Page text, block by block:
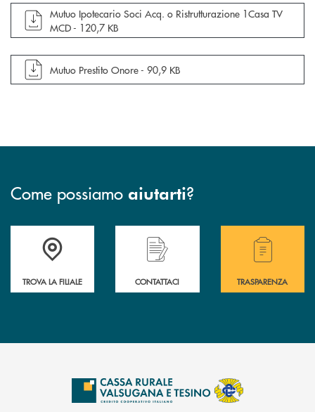
apre documento in una nuova finestra
Mutuo Ipotecario Soci Acq. o Ristrutturazione 1Casa TV
MCD - 120,7 KB
apre documento in una nuova finestra
Mutuo Prestito Onore - 90,9 KB
Come possiamo aiutarti?
Accedi all' elenco completo delle filiali .
TROVA LA FILIALE
Hai bisogno di assistenza immediata?
CONTATTACI
Hai bisogno di
TRASPARENZA